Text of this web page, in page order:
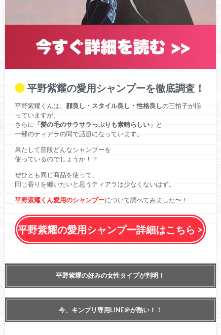
平野紫耀の愛用シャンプーを徹底調査！
平野紫耀くんは、 顔良し・スタイル良し・性格良しの三拍子が揃
っていますが、
さらに 「髪の毛のサラサラっぷりも素晴らしい」 と
一部のティアラの間で話題になっています。
果たして普段どんなシャンプーを
使っているのでしょうか！？
ぜひとも同じ商品を使って、
同じ香りを纏いたいと思うティアラは少なくないはず。
平野紫耀くん愛用のシャンプーについて調べてみました〜！
平野紫耀の愛用シャンプー詳細はこちら >
平野紫耀の好みの女性タイプが判明！
今、キンプリ専用LINE＠が熱い！！